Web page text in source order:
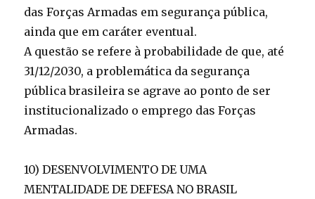
das Forças Armadas em segurança pública,
ainda que em caráter eventual.
A questão se refere à probabilidade de que, até
31/12/2030, a problemática da segurança
pública brasileira se agrave ao ponto de ser
institucionalizado o emprego das Forças
Armadas.
10) DESENVOLVIMENTO DE UMA
MENTALIDADE DE DEFESA NO BRASIL